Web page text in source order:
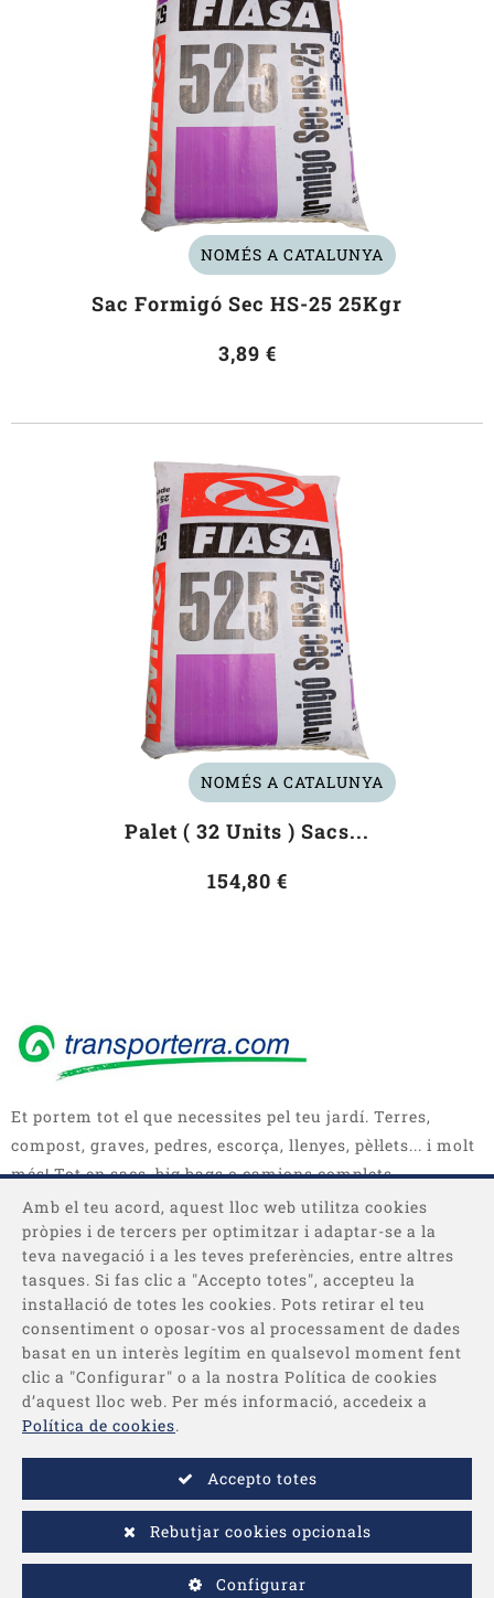
NOMÉS A CATALUNYA
Sac Formigó Sec HS-25 25Kgr
3,89 €
NOMÉS A CATALUNYA
Palet ( 32 Units ) Sacs...
154,80 €
Et portem tot el que necessites pel teu jardí. Terres,
compost, graves, pedres, escorça, llenyes, pèl·lets... i molt
més! Tot en sacs, big bags o camions complets.
Categories
Informació
Amb el teu acord, aquest lloc web utilitza cookies
pròpies i de tercers per optimitzar i adaptar-se a la
teva navegació i a les teves preferències, entre altres
tasques. Si fas clic a "Accepto totes", accepteu la
instal·lació de totes les cookies. Pots retirar el teu
consentiment o oposar-vos al processament de dades
basat en un interès legítim en qualsevol moment fent
clic a "Configurar" o a la nostra Política de cookies
d’aquest lloc web. Per més informació, accedeix a
Política de cookies.
Accepto totes
Rebutjar cookies opcionals
Configurar
© 2026 - Desenvolupat per Comertis-Avís legal